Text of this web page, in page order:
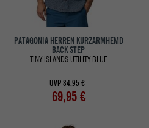
PATAGONIA HERREN KURZARMHEMD
BACK STEP
TINY ISLANDS UTILITY BLUE
UVP 84,95 €
69,95 €